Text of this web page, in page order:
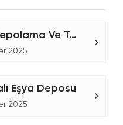
Eşya Depolama Ve Taşıma Şirketiyiz
2025
Eşya Deposu
2025